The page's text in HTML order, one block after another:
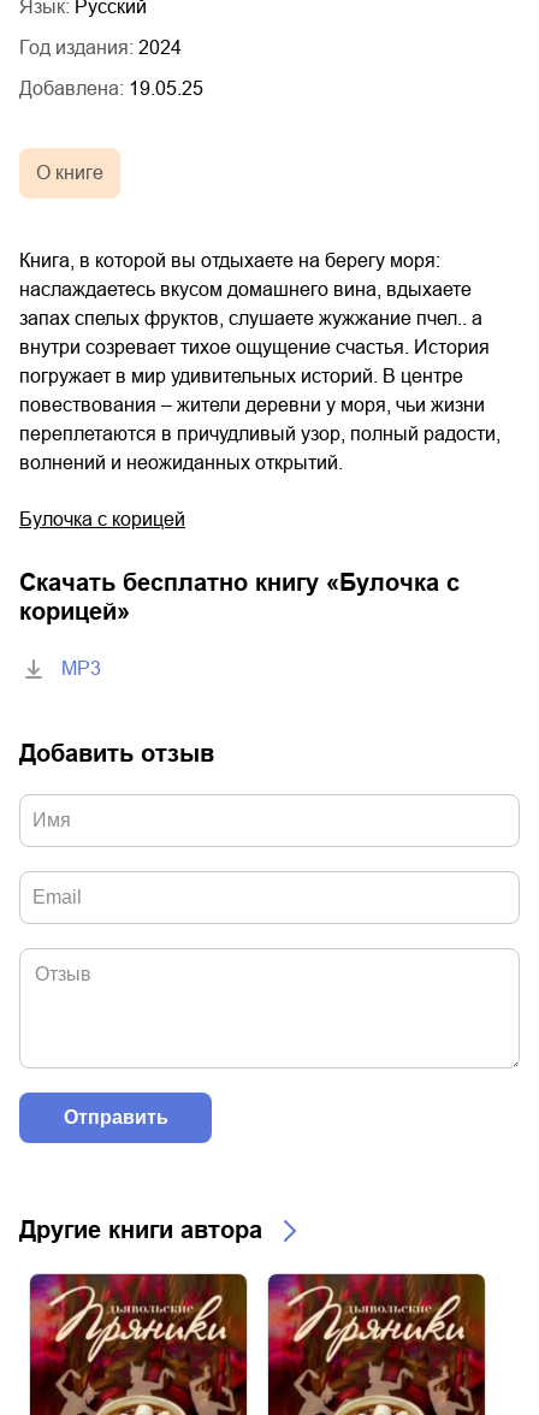
Язык: Русский
Год издания: 2024
Добавлена: 19.05.25
О книге
Книга, в которой вы отдыхаете на берегу моря:
наслаждаетесь вкусом домашнего вина, вдыхаете
запах спелых фруктов, слушаете жужжание пчел.. а
внутри созревает тихое ощущение счастья. История
погружает в мир удивительных историй. В центре
повествования – жители деревни у моря, чьи жизни
переплетаются в причудливый узор, полный радости,
волнений и неожиданных открытий.
Булочка с корицей
Скачать бесплатно книгу « Булочка с
корицей»
MP3
Добавить отзыв
Другие книги автора